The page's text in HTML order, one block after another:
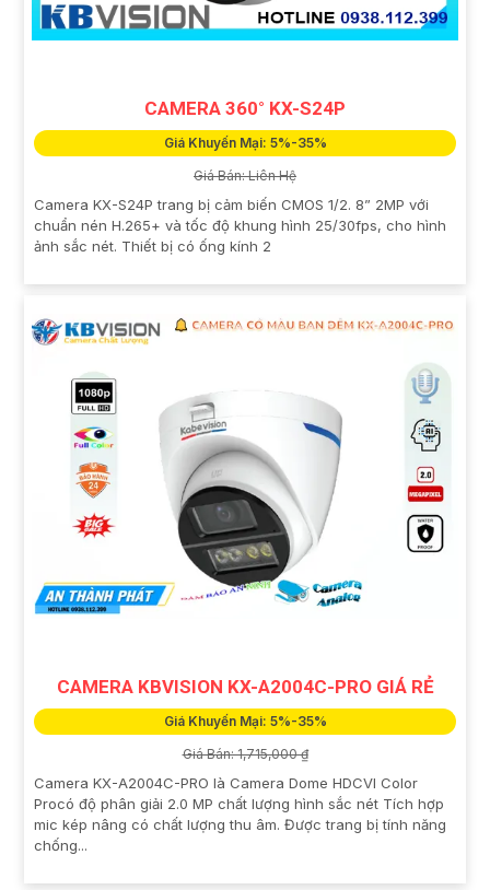
CAMERA 360° KX-S24P
Giá Khuyến Mại: 5%-35%
Giá Bán: Liên Hệ
Camera KX-S24P trang bị cảm biến CMOS 1/2. 8” 2MP với
chuẩn nén H.265+ và tốc độ khung hình 25/30fps, cho hình
ảnh sắc nét. Thiết bị có ống kính 2
CAMERA KBVISION KX-A2004C-PRO GIÁ RẺ
Giá Khuyến Mại: 5%-35%
Giá Bán: 1,715,000 ₫
Camera KX-A2004C-PRO là Camera Dome HDCVI Color
Procó độ phân giải 2.0 MP chất lượng hình sắc nét Tích hợp
mic kép nâng có chất lượng thu âm. Được trang bị tính năng
chống...